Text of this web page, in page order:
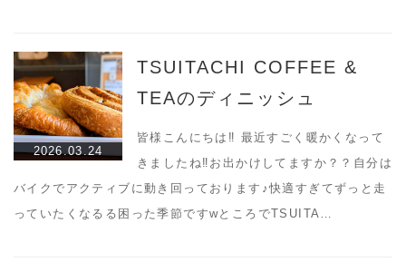
2026.03.24
TSUITACHI COFFEE &
TEAのディニッシュ
皆様こんにちは‼︎ 最近すごく暖かくなって
きましたね‼︎お出かけしてますか？？自分は
バイクでアクティブに動き回っております♪快適すぎてずっと走
っていたくなるる困った季節ですwところでTSUITA…